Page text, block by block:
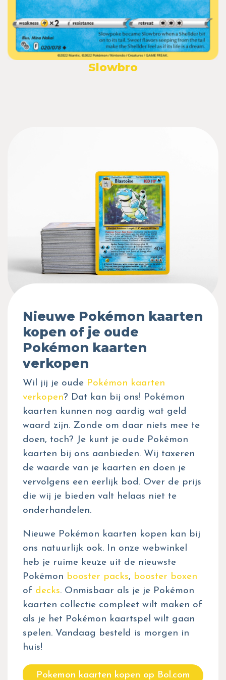
Slowbro
Nieuwe Pokémon kaarten
kopen of je oude
Pokémon kaarten
verkopen
Wil jij je oude Pokémon kaarten
verkopen? Dat kan bij ons! Pokémon
kaarten kunnen nog aardig wat geld
waard zijn. Zonde om daar niets mee te
doen, toch? Je kunt je oude Pokémon
kaarten bij ons aanbieden. Wij taxeren
de waarde van je kaarten en doen je
vervolgens een eerlijk bod. Over de prijs
die wij je bieden valt helaas niet te
onderhandelen.
Nieuwe Pokémon kaarten kopen kan bij
ons natuurlijk ook. In onze webwinkel
heb je ruime keuze uit de nieuwste
Pokémon booster packs, booster boxen
of decks. Onmisbaar als je je Pokémon
kaarten collectie compleet wilt maken of
als je het Pokémon kaartspel wilt gaan
spelen. Vandaag besteld is morgen in
huis!
Pokemon kaarten kopen op Bol.com